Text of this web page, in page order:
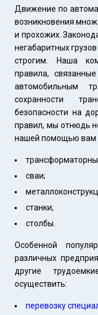
Движение по
возникновения
и прохожих.
негабаритных
строгим. Наша
правила,
автомобильным
сохранности
безопасности на
правил, мы отнюдь
нашей помощью вам
сваи;
станки;
столбы.
Особенной
различных
другие
осуществить:
перевозку